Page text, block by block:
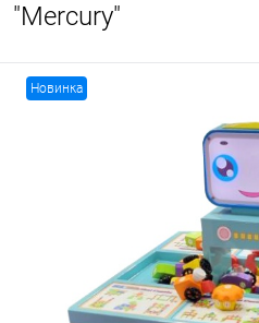
"Mercury"
Новинка